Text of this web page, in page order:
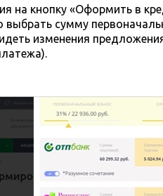
на кнопку «Оформить в
сумму
изменения